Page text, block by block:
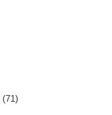
(71)